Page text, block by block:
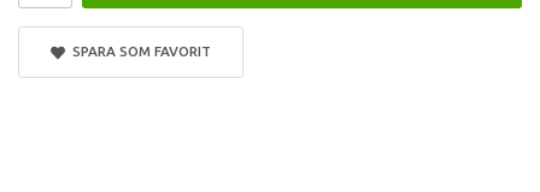
SPARA SOM FAVORIT